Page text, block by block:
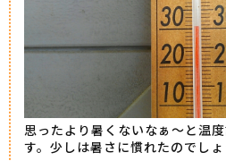
思ったより暑くないなぁ～と温
す。少しは暑さに慣れたのでしょ